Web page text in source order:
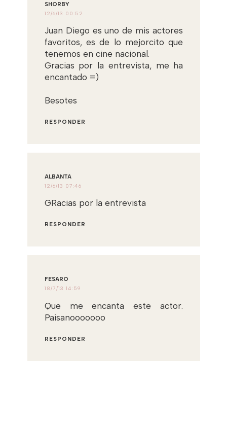
SHORBY
12/6/13 00:52
Juan Diego es uno de mis actores
favoritos, es de lo mejorcito que
tenemos en cine nacional.
Gracias por la entrevista, me ha
encantado =)
Besotes
RESPONDER
ALBANTA
12/6/13 07:46
GRacias por la entrevista
RESPONDER
FESARO
18/7/13 14:59
Que me encanta este actor.
Paisanooooooo
RESPONDER